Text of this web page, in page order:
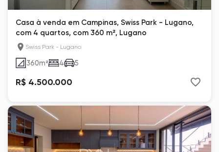
Casa à venda em Campinas, Swiss Park - Lugano,
com 4 quartos, com 360 m², Lugano
Swiss Park - Lugano
360m² 4 5
R$ 4.500.000